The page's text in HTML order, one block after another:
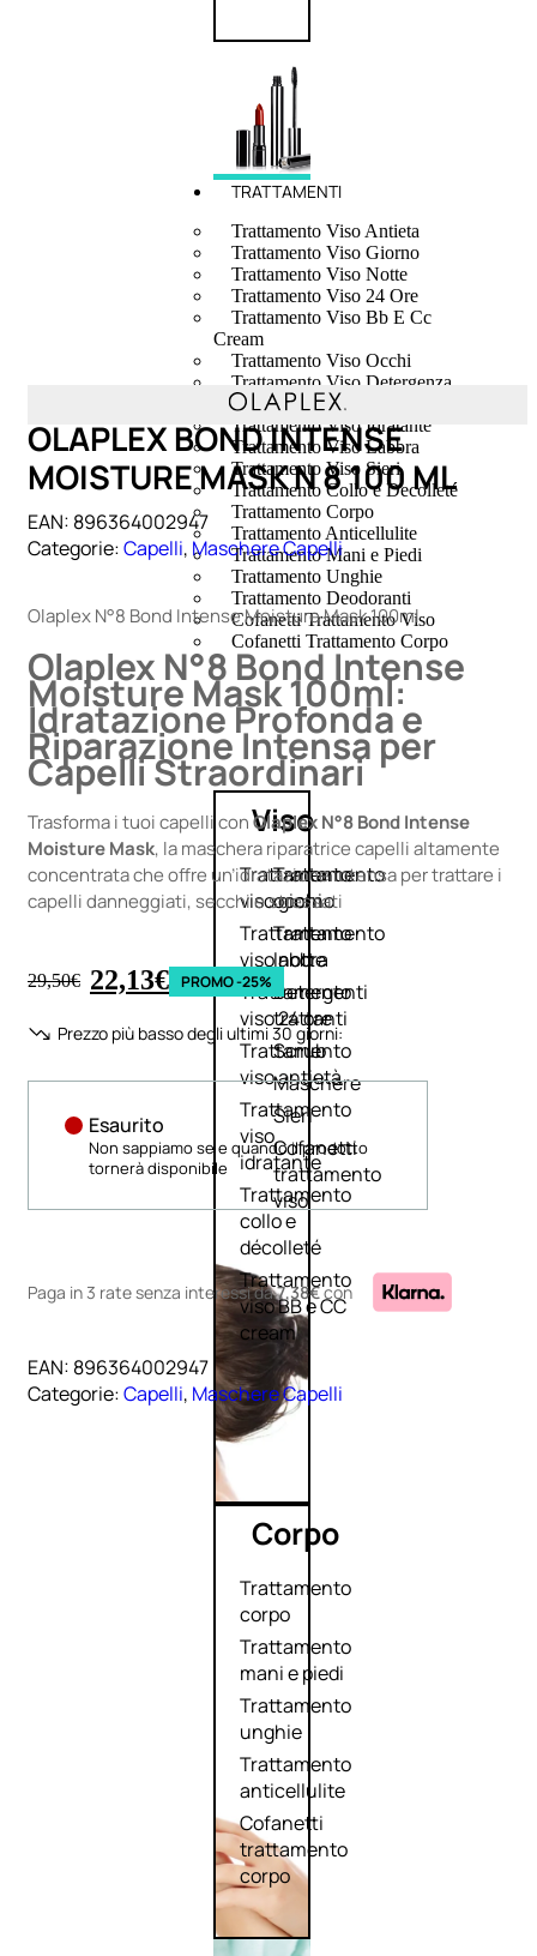
TRATTAMENTI
Trattamento Viso Antieta
Trattamento Viso Giorno
Trattamento Viso Notte
Trattamento Viso 24 Ore
Trattamento Viso Bb E Cc
Cream
Trattamento Viso Occhi
Trattamento Viso Detergenza
Trattamento Viso Maschere
Trattamento Viso Idratante
Trattamento Viso Labbra
Trattamento Viso Sieri
Trattamento Collo e Decolleté
Trattamento Corpo
Trattamento Anticellulite
Trattamento Mani e Piedi
Trattamento Unghie
Trattamento Deodoranti
Cofanetti Trattamento Viso
Cofanetti Trattamento Corpo
Viso
Trattamento
viso giorno
Trattamento
viso notte
Trattamento
viso 24 ore
Trattamento
viso antietà
Trattamento
viso
idratante
Trattamento
collo e
décolleté
Trattamento
viso BB e CC
cream
Trattamento
occhi
Trattamento
labbra
Detergenti
trattanti
Scrub
Maschere
Sieri
Cofanetti
trattamento
viso
Corpo
Trattamento
corpo
Trattamento
mani e piedi
Trattamento
unghie
Trattamento
anticellulite
Cofanetti
trattamento
corpo
OLAPLEX BOND INTENSE
MOISTURE MASK N 8 100 ML
EAN: 896364002947
Categorie:Capelli, Maschere Capelli
Olaplex N°8 Bond Intense Moisture Mask 100ml
Olaplex N°8 Bond Intense
Moisture Mask 100ml:
Idratazione Profonda e
Riparazione Intensa per
Capelli Straordinari
Trasforma i tuoi capelli conOlaplex N°8 Bond Intense
Moisture Mask, la maschera riparatrice capelli altamente
concentrata che offre un’idratazione intensa per trattare i
capelli danneggiati, secchi e stressati
29,50€ 22,13€ PROMO -25%
Prezzo più basso degli ultimi 30 giorni:
Esaurito
Non sappiamo se e quando il prodotto
tornerà disponibile
Paga in 3 rate senza interessida7,38€con
EAN: 896364002947
Categorie:Capelli, Maschere Capelli